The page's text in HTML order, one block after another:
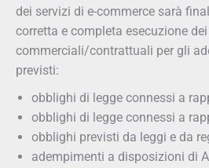
dei servizi di e-commerce sarà
corretta e completa esecuzione
commerciali/contrattuali per gli
previsti:
obblighi di legge connessi a
obblighi di legge connessi a
obblighi previsti da leggi e da
adempimenti a disposizioni di